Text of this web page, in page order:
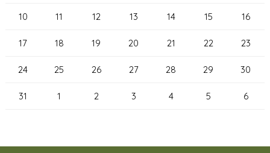
10 11 12 13 14 15 16
17 18 19 20 21 22 23
24 25 26 27 28 29 30
31 1 2 3 4 5 6